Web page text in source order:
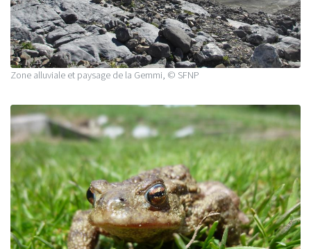
Zone alluviale et paysage de la Gemmi, © SFNP